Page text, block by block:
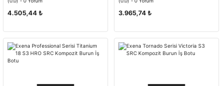
4.505,44 ₺ 3.965,74 ₺